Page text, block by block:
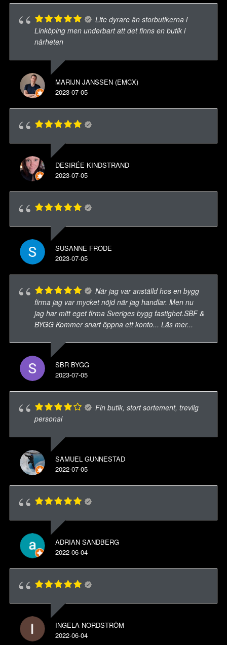
Lite dyrare än storbutikerna i
Linköping men underbart att det finns en butik i
närheten
MARIJN JANSSEN (EMCX)
2023-07-05
DESIRÉE KINDSTRAND
2023-07-05
SUSANNE FRODE
2023-07-05
När jag var anställd hos en bygg
firma jag var mycket nöjd när jag handlar. Men nu
jag har mitt eget firma Sveriges bygg fastighet.SBF &
BYGG Kommer snart öppna ett konto... Läs mer...
SBR BYGG
2023-07-05
Fin butik, stort sortement, trevlig
personal
SAMUEL GUNNESTAD
2022-07-05
ADRIAN SANDBERG
2022-06-04
INGELA NORDSTRÖM
2022-06-04